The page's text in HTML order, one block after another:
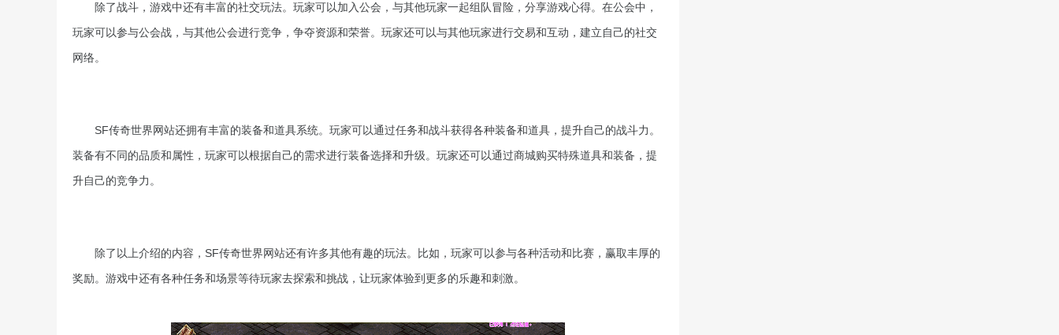
除了战斗，游戏中还有丰富的社交玩法。玩家可以加入公会，与其他玩家一起组队冒险，分享游戏心得。在公会中，
玩家可以参与公会战，与其他公会进行竞争，争夺资源和荣誉。玩家还可以与其他玩家进行交易和互动，建立自己的社交
网络。
SF传奇世界网站还拥有丰富的装备和道具系统。玩家可以通过任务和战斗获得各种装备和道具，提升自己的战斗力。
装备有不同的品质和属性，玩家可以根据自己的需求进行装备选择和升级。玩家还可以通过商城购买特殊道具和装备，提
升自己的竞争力。
除了以上介绍的内容，SF传奇世界网站还有许多其他有趣的玩法。比如，玩家可以参与各种活动和比赛，赢取丰厚的
奖励。游戏中还有各种任务和场景等待玩家去探索和挑战，让玩家体验到更多的乐趣和刺激。